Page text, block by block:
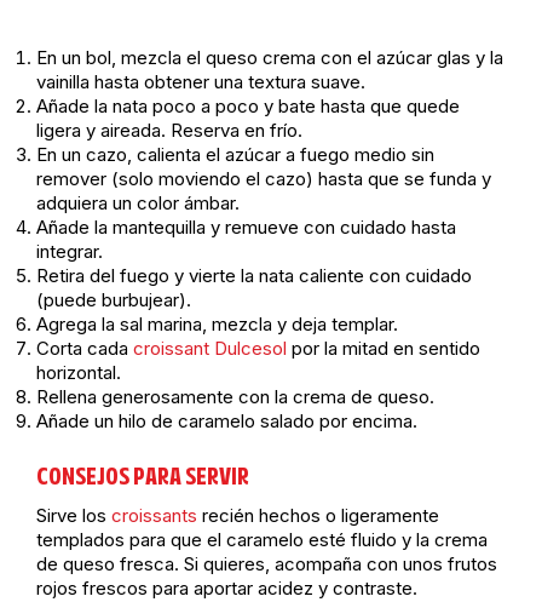
En un bol, mezcla el queso crema con el azúcar glas y la
vainilla hasta obtener una textura suave.
Añade la nata poco a poco y bate hasta que quede
ligera y aireada. Reserva en frío.
En un cazo, calienta el azúcar a fuego medio sin
remover (solo moviendo el cazo) hasta que se funda y
adquiera un color ámbar.
Añade la mantequilla y remueve con cuidado hasta
integrar.
Retira del fuego y vierte la nata caliente con cuidado
(puede burbujear).
Agrega la sal marina, mezcla y deja templar.
Corta cada croissant Dulcesol por la mitad en sentido
horizontal.
Rellena generosamente con la crema de queso.
Añade un hilo de caramelo salado por encima.
CONSEJOS PARA SERVIR
Sirve los croissants recién hechos o ligeramente
templados para que el caramelo esté fluido y la crema
de queso fresca. Si quieres, acompaña con unos frutos
rojos frescos para aportar acidez y contraste.